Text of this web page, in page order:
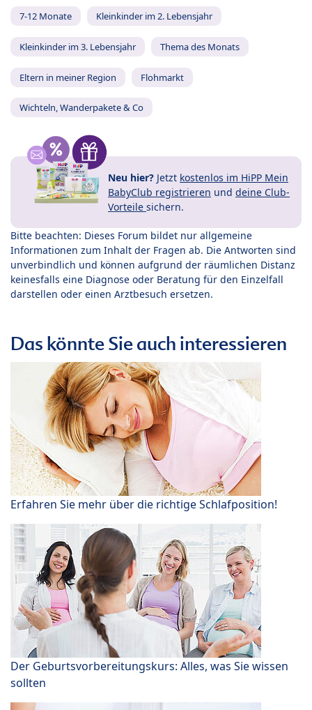
7-12 Monate Kleinkinder im 2. Lebensjahr
Kleinkinder im 3. Lebensjahr Thema des Monats
Eltern in meiner Region Flohmarkt
Wichteln, Wanderpakete & Co
Neu hier? Jetzt kostenlos im HiPP Mein
BabyClub registrieren und deine Club-
Vorteile sichern.
Bitte beachten: Dieses Forum bildet nur allgemeine
Informationen zum Inhalt der Fragen ab. Die Antworten sind
unverbindlich und können aufgrund der räumlichen Distanz
keinesfalls eine Diagnose oder Beratung für den Einzelfall
darstellen oder einen Arztbesuch ersetzen.
Das könnte Sie auch interessieren
Erfahren Sie mehr über die richtige Schlafposition!
Der Geburtsvorbereitungskurs: Alles, was Sie wissen
sollten